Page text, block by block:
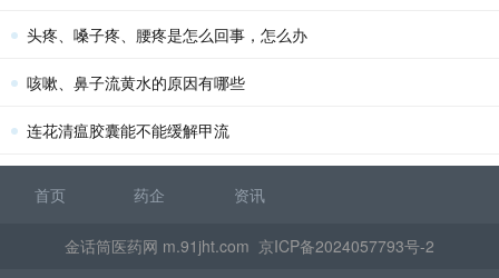
头疼、嗓子疼、腰疼是怎么回事，怎么办
咳嗽、鼻子流黄水的原因有哪些
连花清瘟胶囊能不能缓解甲流
首页 药企 资讯
金话筒医药网 m.91jht.com 京ICP备2024057793号-2